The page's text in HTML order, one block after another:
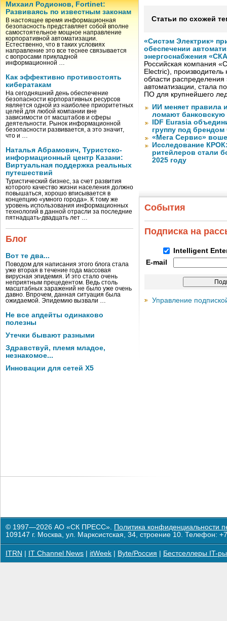
Михаил Родионов, Fortinet:
Развиваясь по известным законам
В настоящее время информационная
безопасность представляет собой вполне
самостоятельное мощное направление
корпоративной автоматизации.
Естественно, что в таких условиях
направление это все теснее связывается
с вопросами прикладной
информационной …
Как эффективно противостоять
кибератакам
На сегодняшний день обеспечение
безопасности корпоративных ресурсов
является одной из наиболее приоритетных
целей для любой компании вне
зависимости от масштабов и сферы
деятельности. Рынок информационной
безопасности развивается, а это значит,
что и …
Наталья Абрамович, Туристско-
информационный центр Казани:
Виртуальная поддержка реальных
путешествий
Туристический бизнес, за счет развития
которого качество жизни населения должно
повышаться, хорошо вписывается в
концепцию «умного города». К тому же
уровень использования информационных
технологий в данной отрасли за последние
пятнадцать-двадцать лет …
Блог
Вот те два...
Поводом для написания этого блога стала
уже вторая в течение года массовая
вирусная эпидемия. И это стало очень
неприятным прецедентом. Ведь столь
масштабных заражений не было уже очень
давно. Впрочем, данная ситуация была
ожидаемой. Эпидемию вызвали …
Не все апдейты одинаково
полезны
Утечки бывают разными
Здравствуй, племя младое,
незнакомое...
Инновации для сетей X5
Статьи по схожей
«Систэм Электрик»
обеспечении
энергоснабжения
Российская компания
Electric),
области распределения
автоматизации, стала
ПО для крупнейшего
ИИ меняет правила
ломают
IDF Eurasia
группу под
«Мега Сервис»
Исследование
ритейлеров стали
2025 году
События
Подписка на
Intelligent
E-mail
Управление
© 1997—2026 АО «СК ПРЕСС». Политика конфиденциальности
109147 г. Москва, ул. Марксистская, 34, строение 10. Телефон:
ITRN IT Channel News itWeek Byte/Россия Бестселлеры IT-